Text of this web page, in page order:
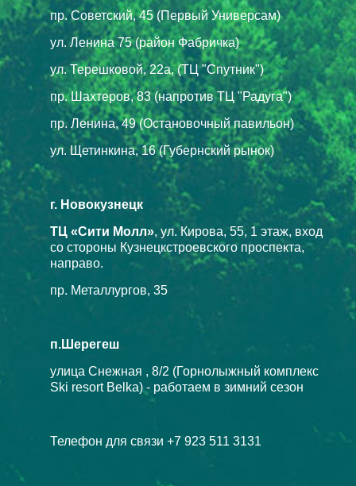
пр. Советский, 45 (Первый Универсам)
ул. Ленина 75 (район Фабричка)
ул. Терешковой, 22а, (ТЦ "Спутник")
пр. Шахтеров, 83 (напротив ТЦ "Радуга")
пр. Ленина, 49 (Остановочный павильон)
ул. Щетинкина, 16 (Губернский рынок)
г. Новокузнецк
ТЦ «Сити Молл», ул. Кирова, 55, 1 этаж, вход
со стороны Кузнецкстроевского проспекта,
направо.
пр. Металлургов, 35
п.Шерегеш
улица Снежная , 8/2 (Горнолыжный комплекс
Ski resort Belka) - работаем в зимний сезон
Телефон для связи +7 923 511 3131